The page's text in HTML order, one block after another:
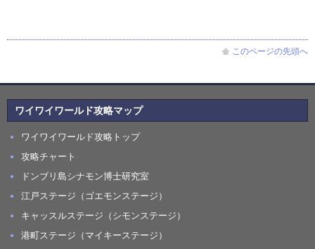
このページの先頭へ
ワイワイワールド攻略マップ
ワイワイワールド攻略トップ
攻略チャート
ドンブリ島シナモン博士研究室
江戸ステージ（ゴエモンステージ）
キャッスルステージ（シモンステージ）
港町ステージ（マイキーステージ）